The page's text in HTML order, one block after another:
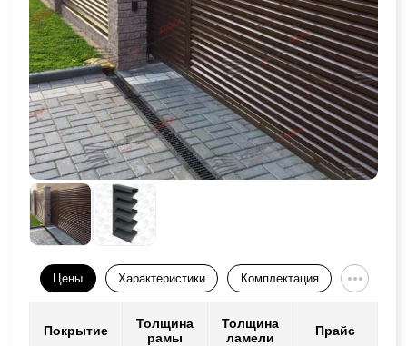
Цены Характеристики Комплектация
Покрытие
Толщина
рамы
Толщина
ламели
Прайс